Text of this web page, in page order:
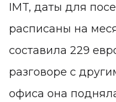
IMT, даты для
расписаны на
составила 229
разговоре с
офиса она